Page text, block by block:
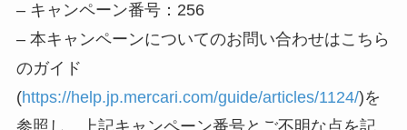
– キャンペーン番号：256
– 本キャンペーンについてのお問い合わせはこちら
のガイド
(https://help.jp.mercari.com/guide/articles/1124/)を